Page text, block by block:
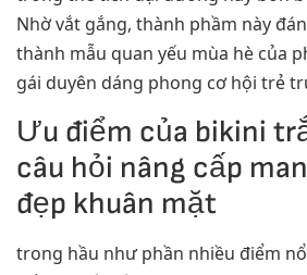
Nhờ vắt gắng, thành phầm này
thành mẫu quan yếu mùa hè của
gái duyên dáng phong cơ hội trẻ
Ưu điểm của bikini
câu hỏi nâng cấp
đẹp khuân mặt
trong hầu như phần nhiều điểm